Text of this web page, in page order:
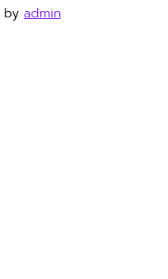
by admin